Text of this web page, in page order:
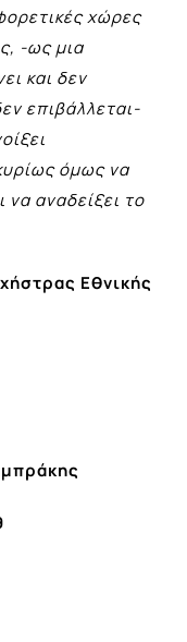
χώρες
-ως μια
και δεν
επιβάλλεται-
όμως να
αναδείξει το
Εθνικής